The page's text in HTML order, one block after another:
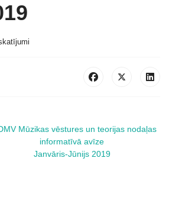
Mūzikas vēstures un teorijas nodaļas
informatīvā avīze
Janvāris-Jūnijs 2019